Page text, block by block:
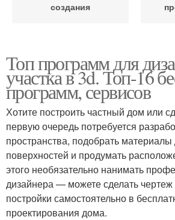
создания
дизайна
Программы для
проектирования
Программы для
дизайнера
Топ программ для
участка в 3d. Топ-16
программ, сервисов
Хотите построить частный дом или
первую очередь потребуется
пространства, подобрать материалы
поверхностей и продумать
этого необязательно нанимать
дизайнера — можете сделать
постройки самостоятельно в
проектирования дома.